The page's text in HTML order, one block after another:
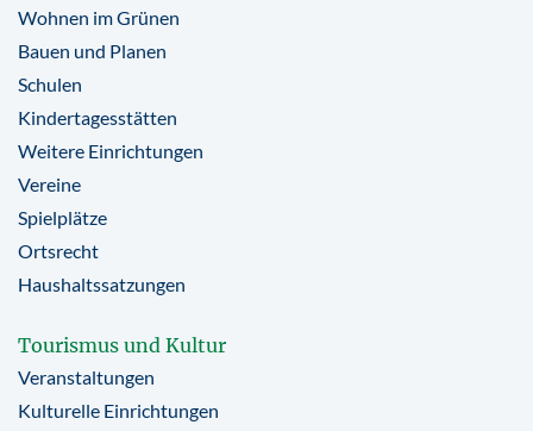
Wohnen im Grünen
Bauen und Planen
Schulen
Kindertagesstätten
Weitere Einrichtungen
Vereine
Spielplätze
Ortsrecht
Haushaltssatzungen
Tourismus und Kultur
Veranstaltungen
Kulturelle Einrichtungen